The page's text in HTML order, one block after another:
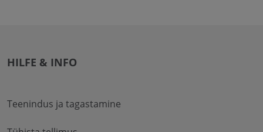
HILFE & INFO
Teenindus ja tagastamine